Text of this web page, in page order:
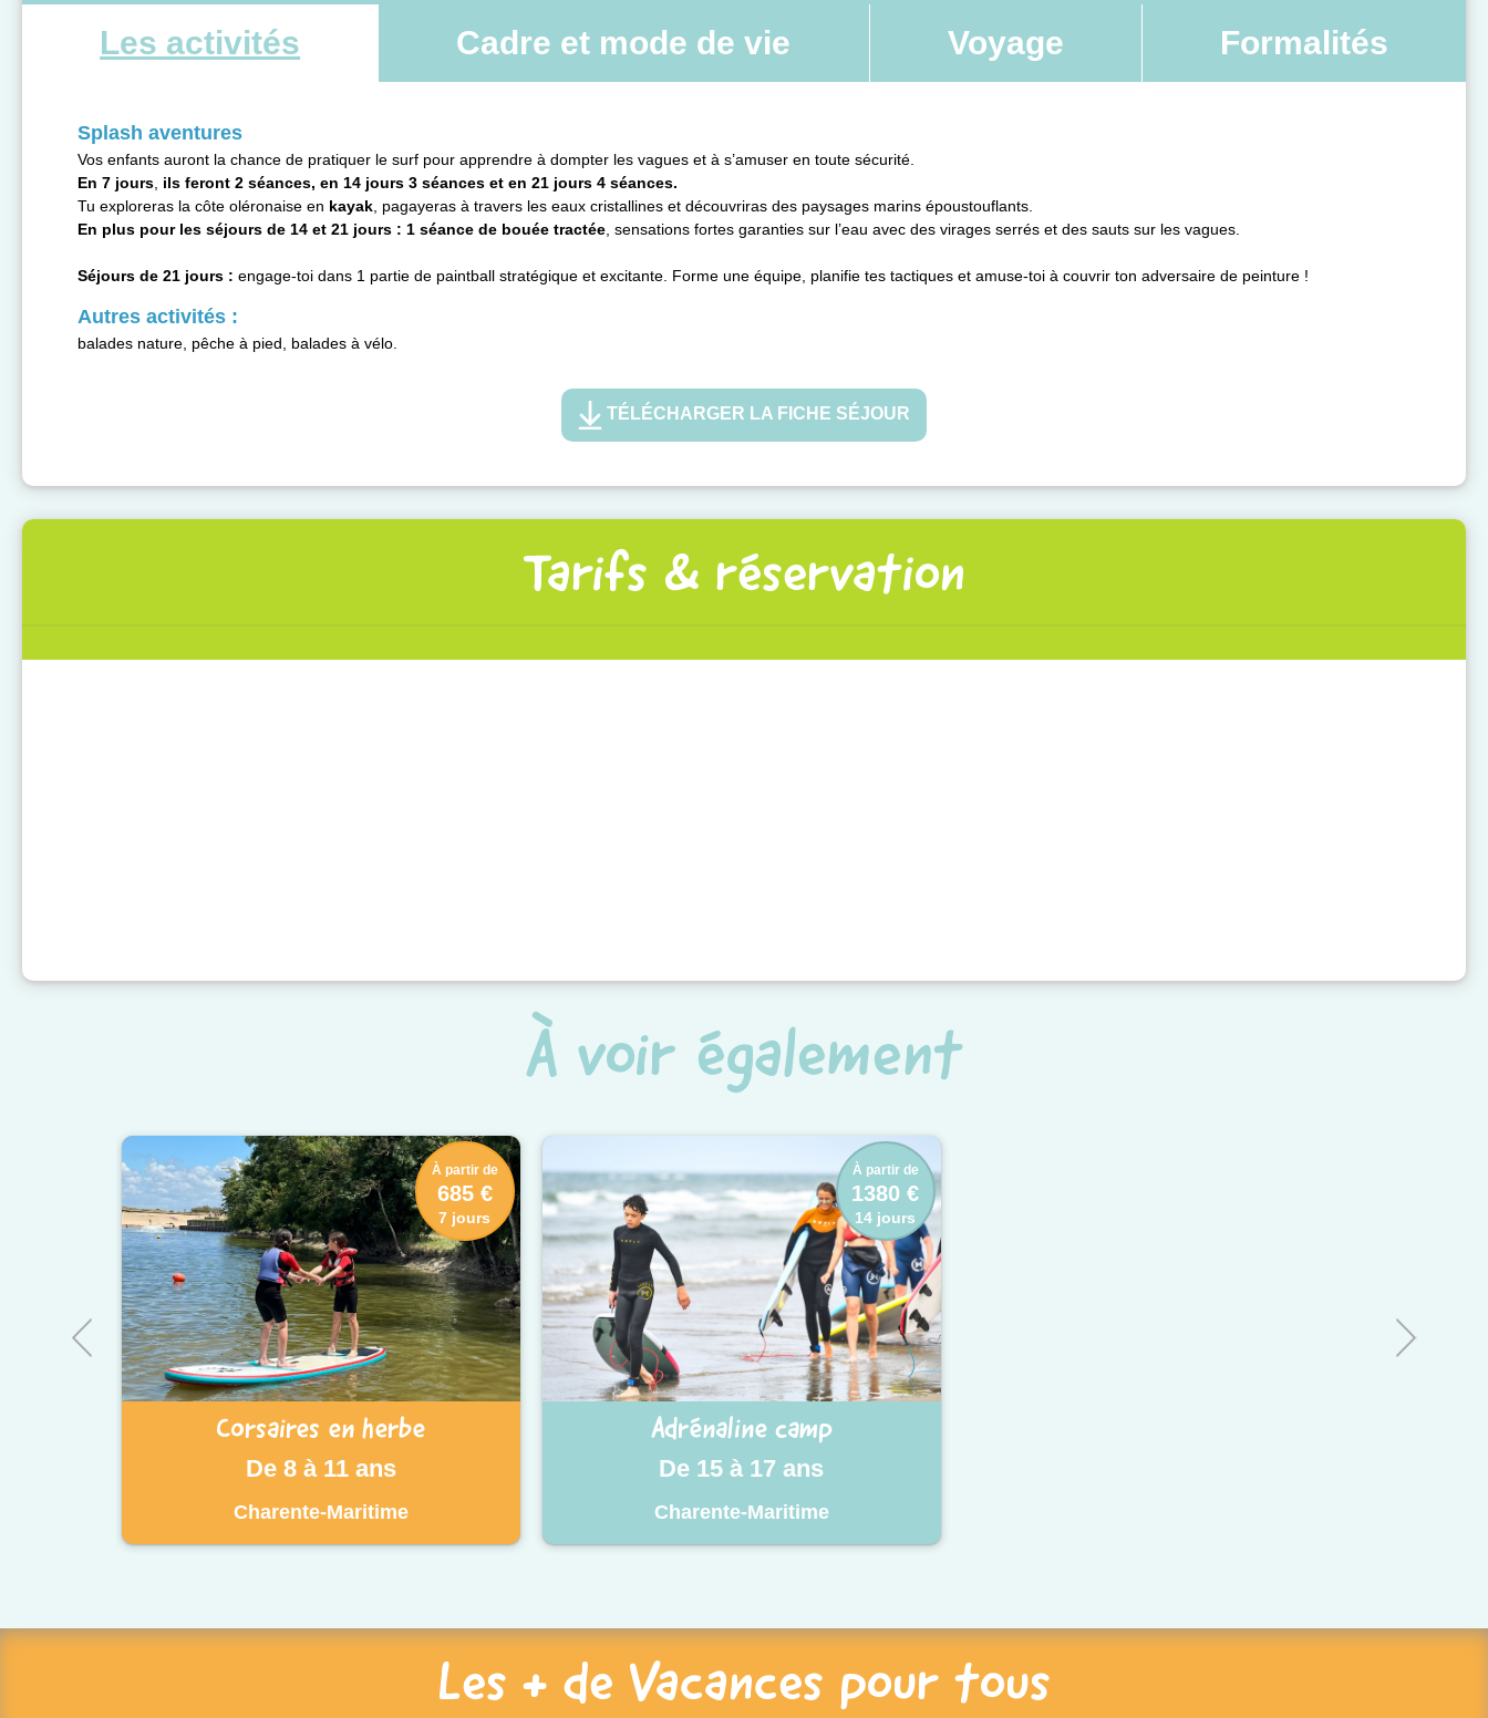
Les activités Cadre et mode de vie Voyage Formalités
Splash aventures
Vos enfants auront la chance de pratiquer le surf pour apprendre à dompter les vagues et à s’amuser en toute sécurité.
En 7 jours ils feront 2 séances, en 14 jours 3 séances et en 21 jours 4 séances.
Tu exploreras la côte oléronaise en kayak , pagayeras à travers les eaux cristallines et découvriras des paysages marins époustouflants.
En plus pour les séjours de 14 et 21 jours : 1 séance de bouée tractée , sensations fortes garanties sur l’eau avec des virages serrés et des sauts sur les vagues.
Séjours de 21 jours : engage-toi dans 1 partie de paintball stratégique et excitante. Forme une équipe, planifie tes tactiques et amuse-toi à couvrir ton adversaire de peinture !
Autres activités :
balades nature, pêche à pied, balades à vélo.
TÉLÉCHARGER LA FICHE SÉJOUR
Tarifs & réservation
À voir également
Corsaires en herbe
De 8 à 11 ans
Charente-Maritime
À partir de
685 €
7 jours
Adrénaline camp
De 15 à 17 ans
Charente-Maritime
À partir de
1380 €
14 jours
Les + de Vacances pour tous